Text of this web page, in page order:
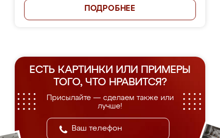
ПОДРОБНЕЕ
ЕСТЬ КАРТИНКИ ИЛИ ПРИМЕРЫ
ТОГО, ЧТО НРАВИТСЯ?
Присылайте — сделаем также или
лучше!